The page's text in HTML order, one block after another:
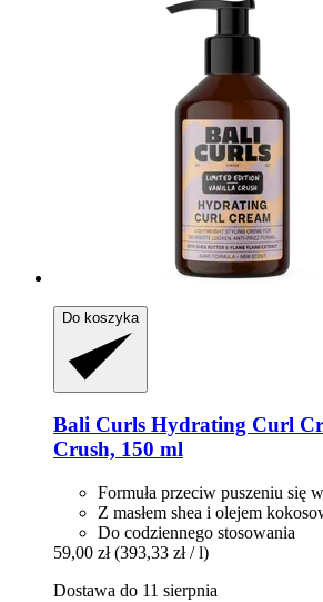
Do koszyka
Bali Curls Hydrating Curl
Crush, 150 ml
Formuła przeciw puszeniu się
Z masłem shea i olejem
Do codziennego stosowania
59,00 zł (393,33 zł / l)
Dostawa do 11 sierpnia